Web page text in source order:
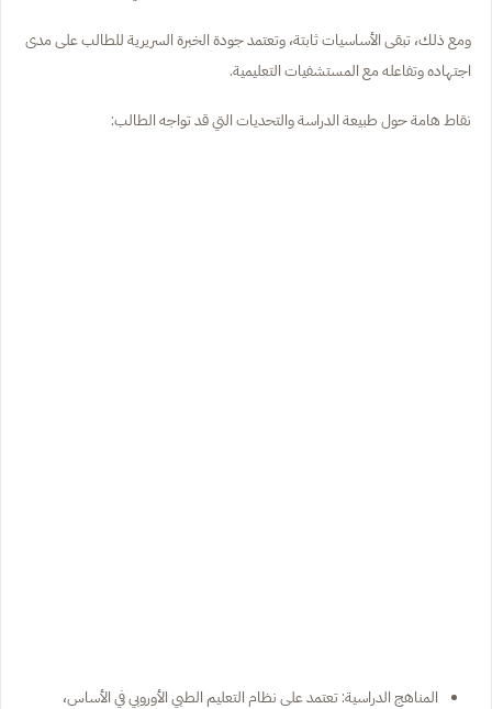
ومع ذلك، تبقى الأساسيات ثابتة، وتعتمد جودة الخبرة السريرية للطالب على مدى
اجتهاده وتفاعله مع المستشفيات التعليمية.
نقاط هامة حول طبيعة الدراسة والتحديات التي قد تواجه الطالب:
المناهج الدراسية: تعتمد على نظام التعليم الطبي الأوروبي في الأساس،